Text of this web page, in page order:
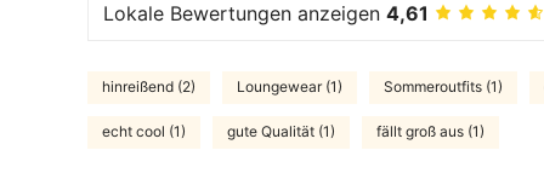
Lokale Bewertungen anzeigen 4,61
hinreißend (2) Loungewear (1) Sommeroutfits (1)
echt cool (1) gute Qualität (1) fällt groß aus (1)